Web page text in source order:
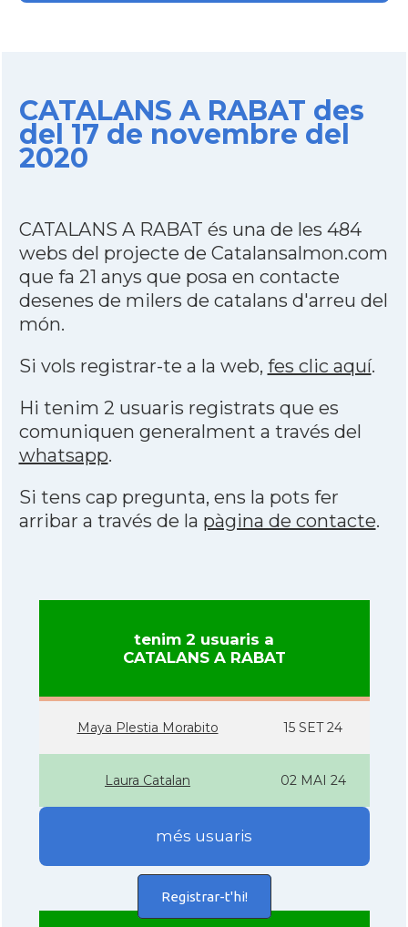
CATALANS A RABAT des
del 17 de novembre del
2020
CATALANS A RABAT és una de les 484
webs del projecte de Catalansalmon.com
que fa 21 anys que posa en contacte
desenes de milers de catalans d'arreu del
món.
Si vols registrar-te a la web, fes clic aquí.
Hi tenim 2 usuaris registrats que es
comuniquen generalment a través del
whatsapp.
Si tens cap pregunta, ens la pots fer
arribar a través de la pàgina de contacte.
tenim 2 usuaris a
CATALANS A RABAT
Maya Plestia Morabito 15 SET 24
Laura Catalan 02 MAI 24
més usuaris
Registrar-t'hi!